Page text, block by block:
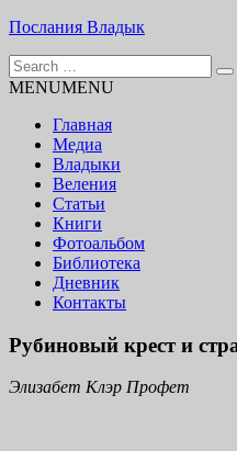
Skip
content
Послания Владык
Основу сайта представляют
Search
for:
MENUMENU
Главная
Медиа
Владыки
Веления
Статьи
Книги
Фотоальбом
Библиотека
Дневник
Контакты
Рубиновый крест и
Элизабет Клэр Профет